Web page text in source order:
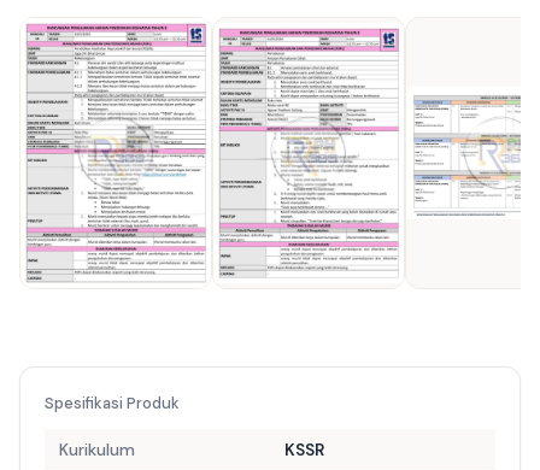
Spesifikasi Produk
Kurikulum KSSR